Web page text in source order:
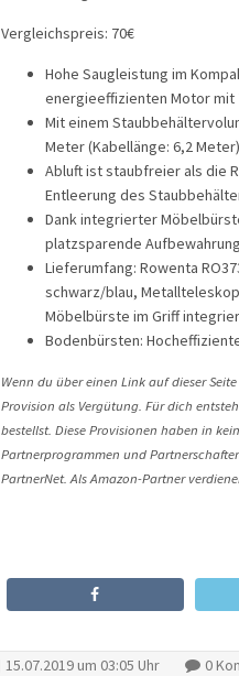
Vergleichspreis: 70€
Hohe Saugleistung im
energieeffizienten Motor mit
Mit einem
Meter (Kabellänge: 6,2
Abluft ist staubfreier als die
Entleerung des
Dank integrierter
platzsparende Aufbewahrung
Lieferumfang: Rowenta
schwarz/blau,
Möbelbürste im Griff
Bodenbürsten:
Wenn du über einen Link auf dieser
Provision als Vergütung. Für dich
bestellst. Diese Provisionen haben in
Partnerprogrammen und
PartnerNet. Als Amazon-Partner
15.07.2019 um 03:05 Uhr 0